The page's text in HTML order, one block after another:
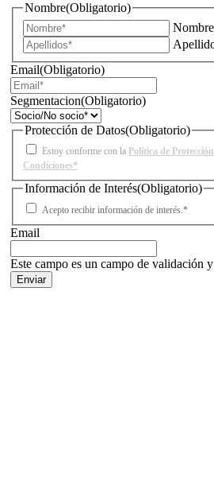
Nombre(Obligatorio)
Nombre
Email(Obligatorio)
Segmentacion(Obligatorio)
Protección de Datos(Obligatorio)
Estoy conforme con la Política de
Condiciones*
Información de Interés(Obligatorio)
Acepto recibir información de interés.*
Email
Este campo es un campo de validación